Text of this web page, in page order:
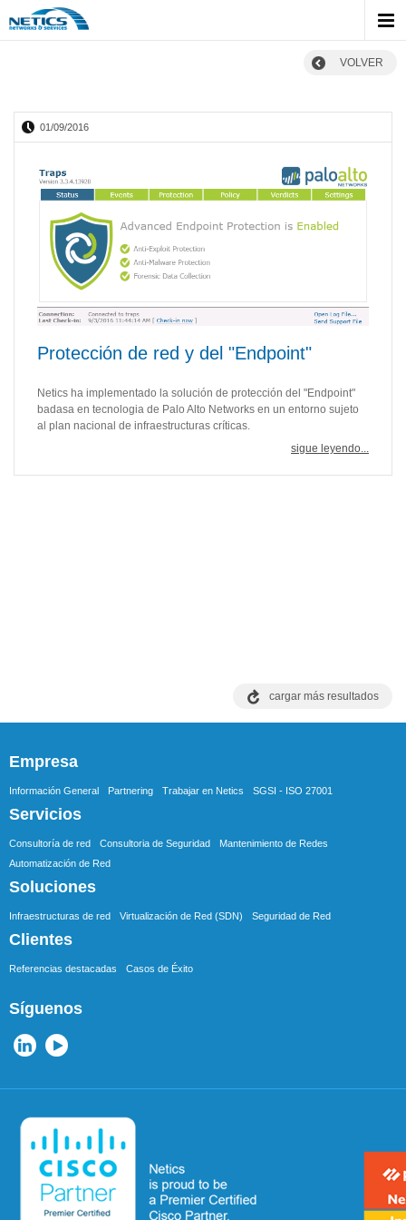
VOLVER
01/09/2016
Protección de red y del "Endpoint"
Netics ha implementado la solución de protección del "Endpoint"
badasa en tecnologia de Palo Alto Networks en un entorno sujeto
al plan nacional de infraestructuras críticas.
sigue leyendo...
cargar más resultados
Empresa
Información General Partnering Trabajar en Netics SGSI - ISO 27001
Servicios
Consultoría de red Consultoria de Seguridad
Mantenimiento de Redes
Automatización de Red
Soluciones
Infraestructuras de red Virtualización de Red (SDN) Seguridad de Red
Clientes
Referencias destacadas Casos de Éxito
Síguenos